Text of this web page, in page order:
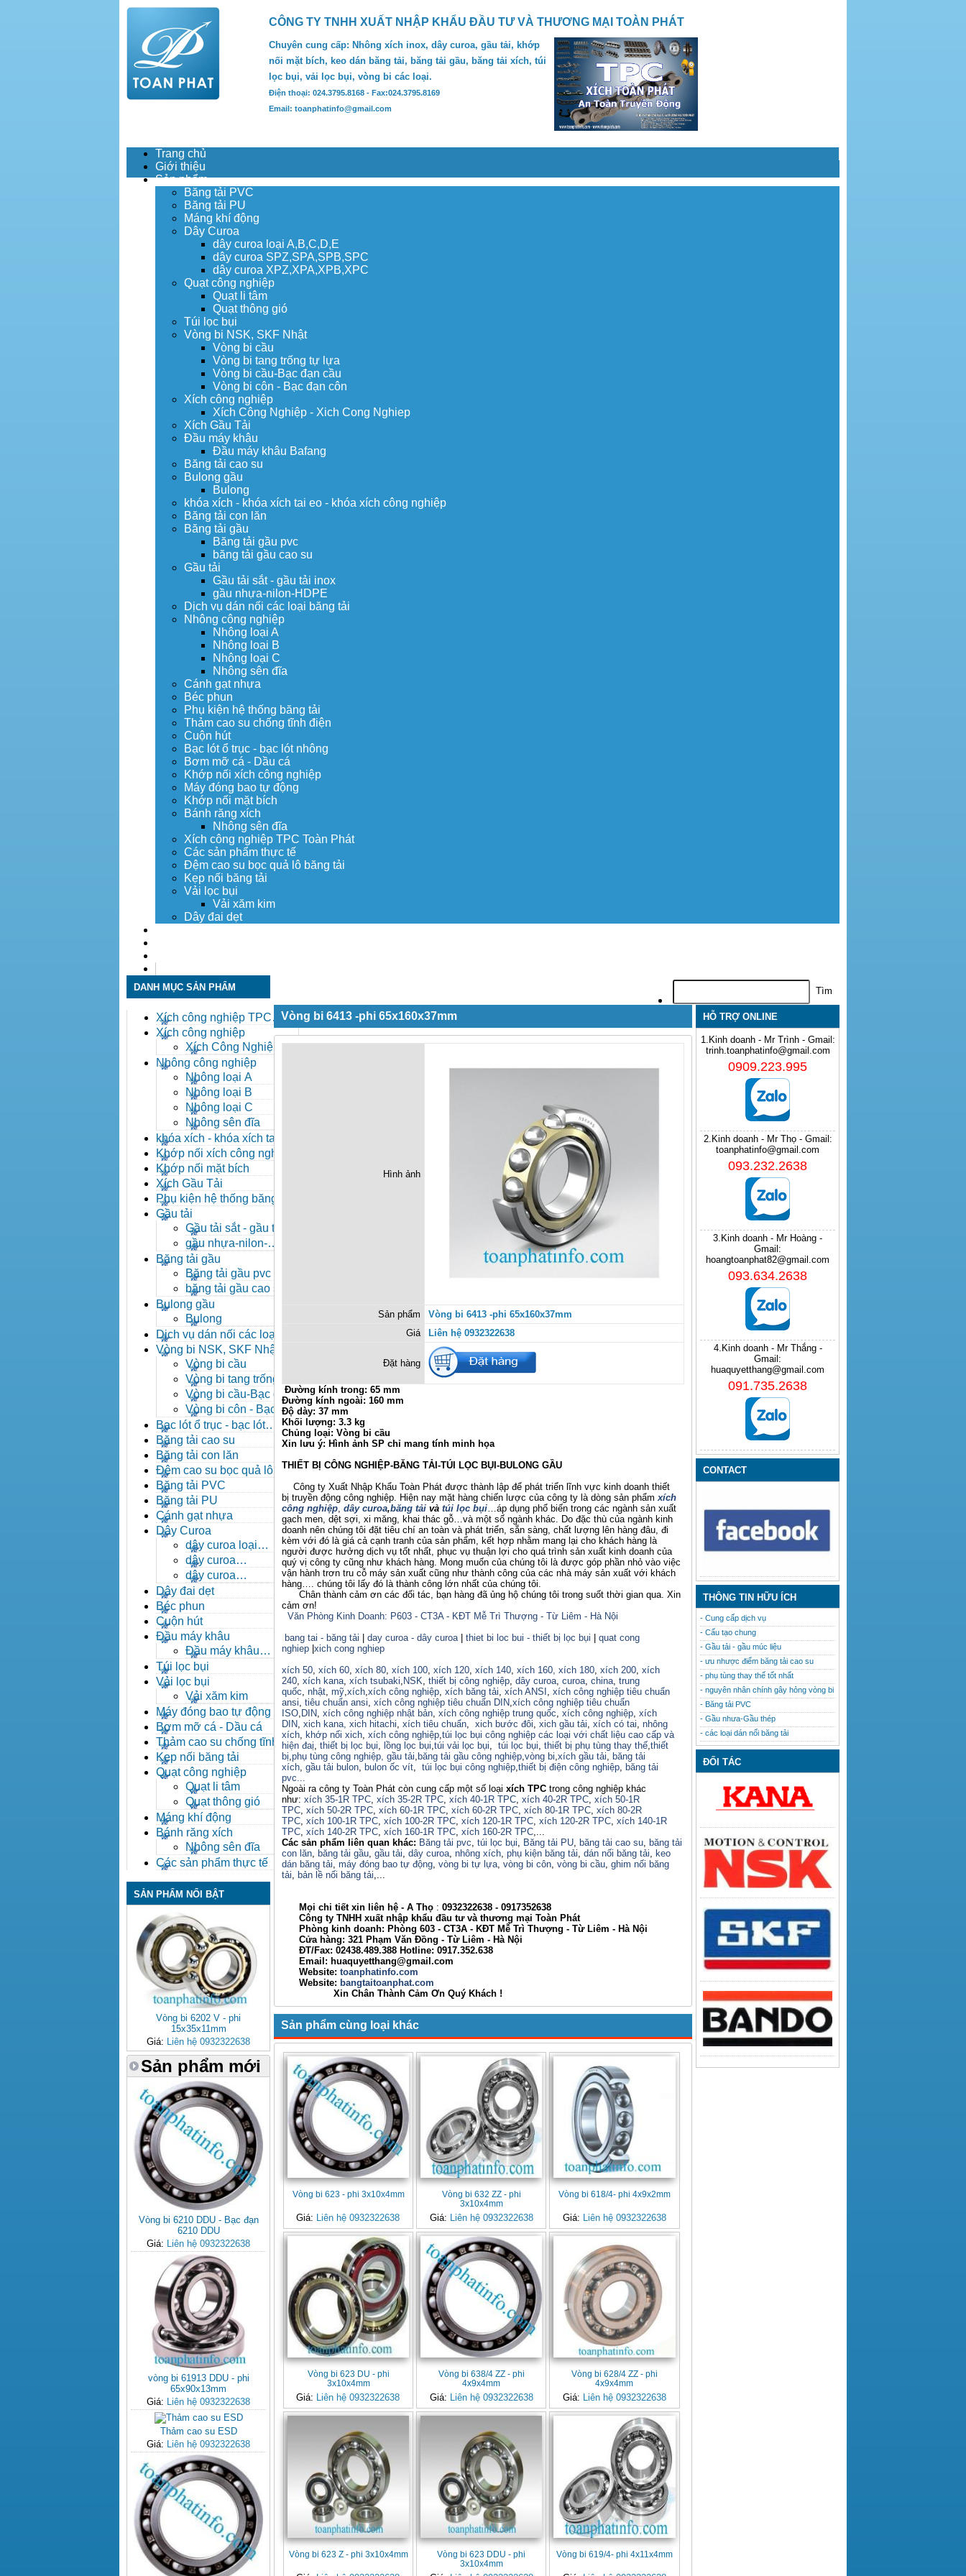
CÔNG TY TNHH XUẤT NHẬP KHẨU ĐẦU TƯ VÀ THƯƠNG MẠI TOÀN PHÁT
Chuyên cung cấp: Nhông xích inox, dây curoa, gầu tải, khớp
nối mặt bích, keo dán băng tải, băng tải gầu, băng tải xích, túi
lọc bụi, vải lọc bụi, vòng bi các loại.
Điện thoại: 024.3795.8168 - Fax:024.3795.8169
Email: toanphatinfo@gmail.com
Trang chủ
Giới thiệu
Sản phẩm
Băng tải PVC
Băng tải PU
Máng khí động
Dây Curoa
dây curoa loại A,B,C,D,E
dây curoa SPZ,SPA,SPB,SPC
dây curoa XPZ,XPA,XPB,XPC
Quạt công nghiệp
Quạt li tâm
Quạt thông gió
Túi lọc bụi
Vòng bi NSK, SKF Nhật
Vòng bi cầu
Vòng bi tang trống tự lựa
Vòng bi cầu-Bạc đạn cầu
Vòng bi côn - Bạc đạn côn
Xích công nghiệp
Xích Công Nghiệp - Xich Cong Nghiep
Xích Gầu Tải
Đầu máy khâu
Đầu máy khâu Bafang
Băng tải cao su
Bulong gầu
Bulong
khóa xích - khóa xích tai eo - khóa xích công nghiệp
Băng tải con lăn
Băng tải gầu
Băng tải gầu pvc
băng tải gầu cao su
Gầu tải
Gầu tải sắt - gầu tải inox
gầu nhựa-nilon-HDPE
Dịch vụ dán nối các loại băng tải
Nhông công nghiệp
Nhông loại A
Nhông loại B
Nhông loại C
Nhông sên đĩa
Cánh gạt nhựa
Béc phun
Phụ kiện hệ thống băng tải
Thảm cao su chống tĩnh điện
Cuộn hút
Bạc lót ổ trục - bạc lót nhông
Bơm mỡ cá - Dầu cá
Khớp nối xích công nghiệp
Máy đóng bao tự động
Khớp nối mặt bích
Bánh răng xích
Nhông sên đĩa
Xích công nghiệp TPC Toàn Phát
Các sản phẩm thực tế
Đệm cao su bọc quả lô băng tải
Kẹp nối băng tải
Vải lọc bụi
Vải xăm kim
Dây đai dẹt
DANH MỤC SẢN PHẨM
Xích công nghiệp TPC
Toàn Phát
Xích công nghiệp
Xích Công Nghiệp -
Xich Cong Nghiep
Nhông công nghiệp
Nhông loại A
Nhông loại B
Nhông loại C
Nhông sên đĩa
khóa xích - khóa xích tai eo
- khóa xích công nghiệp
Khớp nối xích công nghiệp
Khớp nối mặt bích
Xích Gầu Tải
Phụ kiện hệ thống băng tải
Gầu tải
Gầu tải sắt - gầu tải
inox
gầu nhựa-nilon-
HDPE
Băng tải gầu
Băng tải gầu pvc
băng tải gầu cao su
Bulong gầu
Bulong
Dịch vụ dán nối các loại
băng tải
Vòng bi NSK, SKF Nhật
Vòng bi cầu
Vòng bi tang trống tự
lựa
Vòng bi cầu-Bạc đạn
cầu
Vòng bi côn - Bạc
đạn côn
Bạc lót ổ trục - bạc lót
nhông
Băng tải cao su
Băng tải con lăn
Đệm cao su bọc quả lô
băng tải
Băng tải PVC
Băng tải PU
Cánh gạt nhựa
Dây Curoa
dây curoa loại
A,B,C,D,E
dây curoa
SPZ,SPA,SPB,SPC
dây curoa
XPZ,XPA,XPB,XPC
Dây đai dẹt
Béc phun
Cuộn hút
Đầu máy khâu
Đầu máy khâu
Bafang
Túi lọc bụi
Vải lọc bụi
Vải xăm kim
Máy đóng bao tự động
Bơm mỡ cá - Dầu cá
Thảm cao su chống tĩnh
điện
Kẹp nối băng tải
Quạt công nghiệp
Quạt li tâm
Quạt thông gió
Máng khí động
Bánh răng xích
Nhông sên đĩa
Các sản phẩm thực tế
SẢN PHẨM NỔI BẬT
Vòng bi 6202 V - phi
15x35x11mm
Giá: Liên hệ 0932322638
Sản phẩm mới
Vòng bi 6210 DDU - Bạc đạn
6210 DDU
Giá: Liên hệ 0932322638
vòng bi 61913 DDU - phi
65x90x13mm
Giá:
Liên hệ 0932322638
Thảm cao su ESD
Giá:
Liên hệ 0932322638
Vòng bi 6413 -phi 65x160x37mm
Hình ảnh
Sản phẩm
Vòng bi 6413 -phi 65x160x37mm
Giá
Liên hệ 0932322638
Đặt hàng
Đường kính trong: 65 mm
Đường kính ngoài: 160 mm
Độ dày: 37 mm
Khối lượng: 3.3 kg
Chủng loại: Vòng bi cầu
Xin lưu ý: Hình ảnh SP chỉ mang tính minh họa
THIẾT BỊ CÔNG NGHIỆP-BĂNG TẢI-TÚI LỌC BỤI-BULONG GẦU
Công ty Xuất Nhập Khẩu Toàn Phát được thành lập để phát triển lĩnh vực kinh doanh thiết
bị truyền động công nghiệp. Hiện nay mặt hàng chiến lược của công ty là dòng sản phẩm xích
công nghiệp, dây curoa,băng tải và túi lọc bụi…áp dụng phổ biến trong các ngành sản xuất
gạch men, dệt sợi, xi măng, khai thác gỗ…và một số ngành khác. Do đặc thù của ngành kinh
doanh nên chúng tôi đặt tiêu chí an toàn và phát triển, sẵn sàng, chất lượng lên hàng đâu, đi
kèm với đó là giá cả cạnh tranh của sản phẩm, kết hợp nhằm mang lại cho khách hàng là
người được hưởng dịch vụ tốt nhất, phục vụ thuận lợi cho quá trình sản xuất kinh doanh của
quý vị công ty cũng như khách hàng. Mong muốn của chúng tôi là được góp phần nhỏ vào việc
vận hành trơn tru cỗ máy sản xuất cũng như thành công của các nhà máy sản xuất với khách
hàng…. chúng tôi lấy đó là thành công lớn nhất của chúng tôi.
Chân thành cảm ơn các đối tác, bạn hàng đã ủng hộ chúng tôi trong suốt thời gian qua. Xin
cảm ơn!
Văn Phòng Kinh Doanh: P603 - CT3A - KĐT Mễ Trì Thượng - Từ Liêm - Hà Nội
bang tai - băng tải
day curoa - dây curoa| thiet bi loc bui - thiết bị lọc bụi
quat cong
nghiep xich cong nghiep
xích 50, xích 60, xích 80, xích 100, xích 120, xích 140, xích 160, xích 180, xích 200, xích
240, xích kana, xích tsubaki, NSK, thiết bị công nghiệp, dây curoa, curoa, china, trung
quốc, nhật, mỹ,xích,xích công nghiệp, xích băng tải, xích ANSI , xích công nghiệp tiêu chuẩn
ansi, tiêu chuẩn ansi, xích công nghiệp tiêu chuẩn DIN,xích công nghiệp tiêu chuẩn
ISO, DIN, xích công nghiệp nhật bản, xích công nghiệp trung quốc, xích công nghiệp, xích
DIN, xich kana, xich hitachi, xích tiêu chuẩn, xich bước đôi, xich gầu tải, xích có tai, nhông
xích, khớp nối xich, xích công nghiệp,túi lọc bụi công nghiệp các loại với chất liệu cao cấp và
hiện đaị, thiết bị lọc bụi, lồng lọc bụi,túi vải lọc bụi, túi lọc bụi, thiết bị phụ tùng thay thế,thiết
bị,phụ tùng công nghiệp, gầu tải, băng tải gầu công nghiệp,vòng bi,xích gầu tải, băng tải
xích, gầu tải bulon, bulon ốc vít, túi lọc bụi công nghiệp,thiết bị điện công nghiệp, băng tải
pvc...
Ngoài ra công ty Toàn Phát còn cung cấp một số loại xích TPC trong công nghiệp khác
như: xích 35-1R TPC, xích 35-2R TPC, xích 40-1R TPC, xích 40-2R TPC, xích 50-1R
TPC, xích 50-2R TPC, xích 60-1R TPC, xích 60-2R TPC, xích 80-1R TPC, xích 80-2R
TPC, xích 100-1R TPC, xích 100-2R TPC, xích 120-1R TPC, xích 120-2R TPC, xích 140-1R
TPC, xích 140-2R TPC, xích 160-1R TPC, xích 160-2R TPC,...
Các sản phẩm liên quan khác: Băng tải pvc, túi lọc bụi, Băng tải PU, băng tải cao su, băng tải
con lăn, băng tải gầu, gầu tải, dây curoa, nhông xích, phụ kiện băng tải, dán nối băng tải, keo
dán băng tải, máy đóng bao tự động, vòng bi tự lựa, vòng bi côn, vòng bi cầu, ghim nối băng
tải, bản lề nối băng tải,...
Mọi chi tiết xin liên hệ - A Thọ : 0932322638 - 0917352638
Công ty TNHH xuất nhập khẩu đầu tư và thương mại Toàn Phát
Phòng kinh doanh: Phòng 603 - CT3A - KĐT Mễ Trì Thượng - Từ Liêm - Hà Nội
Cửa hàng: 321 Phạm Văn Đồng - Từ Liêm - Hà Nội
ĐT/Fax: 02438.489.388 Hotline: 0917.352.638
Email: huaquyetthang@gmail.com
Website: toanphatinfo.com
Website: bangtaitoanphat.com
Xin Chân Thành Cảm Ơn Quý Khách !
Sản phẩm cùng loại khác
Vòng bi 623 - phi 3x10x4mm
Giá: Liên hệ 0932322638
Vòng bi 632 ZZ - phi
3x10x4mm
Giá: Liên hệ 0932322638
Vòng bi 618/4- phi 4x9x2mm
Giá: Liên hệ 0932322638
Vòng bi 623 DU - phi
3x10x4mm
Giá: Liên hệ 0932322638
Vòng bi 638/4 ZZ - phi
4x9x4mm
Giá: Liên hệ 0932322638
Vòng bi 628/4 ZZ - phi
4x9x4mm
Giá: Liên hệ 0932322638
Vòng bi 623 Z - phi 3x10x4mm
Vòng bi 623 DDU - phi
3x10x4mm
Vòng bi 619/4- phi 4x11x4mm
HỖ TRỢ ONLINE
1.Kinh doanh - Mr Trình - Gmail:
trinh.toanphatinfo@gmail.com
0909.223.995
2.Kinh doanh - Mr Thọ - Gmail:
toanphatinfo@gmail.com
093.232.2638
3.Kinh doanh - Mr Hoàng -
Gmail:
hoangtoanphat82@gmail.com
093.634.2638
4.Kinh doanh - Mr Thắng -
Gmail:
huaquyetthang@gmail.com
091.735.2638
CONTACT
THÔNG TIN HỮU ÍCH
- Cung cấp dịch vụ
- Cấu tạo chung
- Gầu tải - gầu múc liệu
- ưu nhược điểm băng tải cao su
- phụ tùng thay thế tốt nhất
- nguyên nhân chính gây hỏng vòng bi
- Băng tải PVC
- Gầu nhưa-Gầu thép
- các loại dán nối băng tải
ĐỐI TÁC